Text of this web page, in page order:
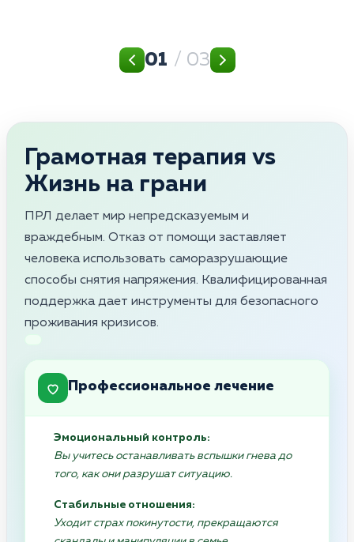
01 / 03
Грамотная терапия vs
Жизнь на грани
ПРЛ делает мир непредсказуемым и
враждебным. Отказ от помощи заставляет
человека использовать саморазрушающие
способы снятия напряжения. Квалифицированная
поддержка дает инструменты для безопасного
проживания кризисов.
Профессиональное лечение
Эмоциональный контроль:
Вы учитесь останавливать вспышки гнева до
того, как они разрушат ситуацию.
Стабильные отношения:
Уходит страх покинутости, прекращаются